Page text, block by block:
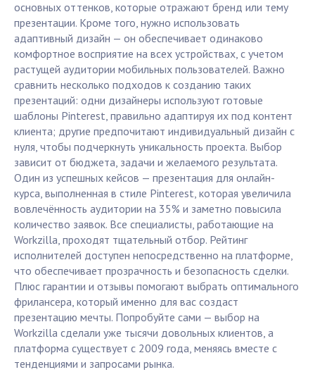
основных оттенков, которые отражают бренд или тему
презентации. Кроме того, нужно использовать
адаптивный дизайн — он обеспечивает одинаково
комфортное восприятие на всех устройствах, с учетом
растущей аудитории мобильных пользователей. Важно
сравнить несколько подходов к созданию таких
презентаций: одни дизайнеры используют готовые
шаблоны Pinterest, правильно адаптируя их под контент
клиента; другие предпочитают индивидуальный дизайн с
нуля, чтобы подчеркнуть уникальность проекта. Выбор
зависит от бюджета, задачи и желаемого результата.
Один из успешных кейсов — презентация для онлайн-
курса, выполненная в стиле Pinterest, которая увеличила
вовлечённость аудитории на 35% и заметно повысила
количество заявок. Все специалисты, работающие на
Workzilla, проходят тщательный отбор. Рейтинг
исполнителей доступен непосредственно на платформе,
что обеспечивает прозрачность и безопасность сделки.
Плюс гарантии и отзывы помогают выбрать оптимального
фрилансера, который именно для вас создаст
презентацию мечты. Попробуйте сами — выбор на
Workzilla сделали уже тысячи довольных клиентов, а
платформа существует с 2009 года, меняясь вместе с
тенденциями и запросами рынка.